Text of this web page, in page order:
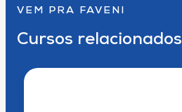
VEM PRA FAVENI
Cursos relacionados